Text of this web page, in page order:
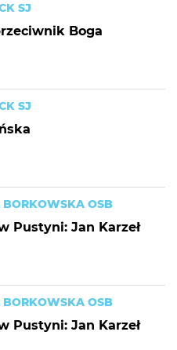
SJ
Boga
SJ
OSB
Pustyni: Jan Karzeł
OSB
Pustyni: Jan Karzeł